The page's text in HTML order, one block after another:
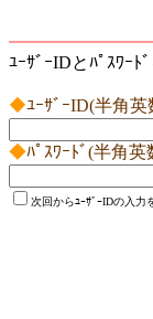
ﾕｰｻﾞｰIDとﾊﾟｽﾜｰﾄ
◆ﾕｰｻﾞｰID(半角英
◆ﾊﾟｽﾜｰﾄﾞ(半角英
次回からﾕｰｻﾞｰIDの入力